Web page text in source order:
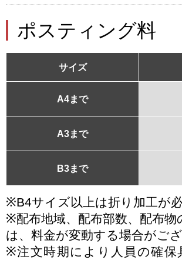
ポスティング料
サイズ
A4まで
A3まで
B3まで
※B4サイズ以上は折り加工が必
※配布地域、配布部数、配布
は、料金が変動する場合がござ
※注文時期により人員の確